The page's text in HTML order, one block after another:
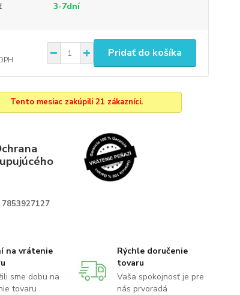
3-7dní
Pridať do košíka
Tento mesiac zakúpili 21 zákazníci.
7853927127
na vrátenie
sme dobu na
tovaru
Rýchle doručenie
tovaru
Vaša spokojnosť je pre
nás prvoradá